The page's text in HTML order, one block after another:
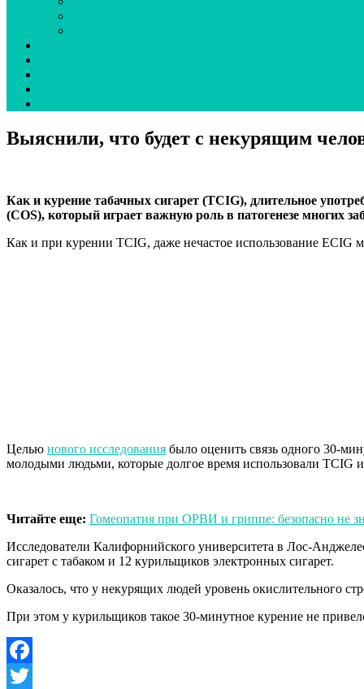
Выяснили, что будет с некурящим
Как и курение табачных сигарет (TCIG), длительное
(COS), который играет важную роль в патогенезе многих
Как и при курении TCIG, даже нечастое использование ECIG
Целью нового исследования было оценить связь одного 30-
молодыми людьми, которые долгое время использовали TCIG
Читайте еще: Гомеопатия при ОРВИ и гриппе: безопасно не
Исследователи Калифорнийского университета в Лос-
сигарет с табаком и 12 курильщиков электронных сигарет.
Оказалось, что у некурящих людей уровень окислительного
При этом у курильщиков такое 30-минутное курение не
Facebook